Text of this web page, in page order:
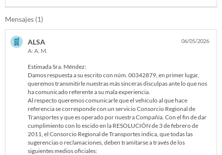
una crisis de ansiedad ,por lo que llamé al 112 comentándome que
hiciera la pertinente denuncia a la policía, gestión que con un abogado
estamos tramitando. Escribo para que informen a la empresa de los
hechos e identifiquen al conductor de ese autobús.
Mensajes (1)
ALSA
A: A. M.
06/05/2026
Estimada Sra. Méndez:
Damos respuesta a su escrito con núm. 00342879, en primer lugar,
queremos transmitirle nuestras más sinceras disculpas ante lo que nos
ha comunicado referente a su mala experiencia.
Al respecto queremos comunicarle que el vehículo al que hace
referencia se corresponde con un servicio Consorcio Regional de
Transportes y que es operado por nuestra Compañía. Con el fin de dar
cumplimiento con lo escido en la RESOLUCIÓN de 3 de febrero de
2011, el Consorcio Regional de Transportes indica, que todas las
sugerencias o reclamaciones, deben tramitarse a través de los
siguientes medios oficiales: